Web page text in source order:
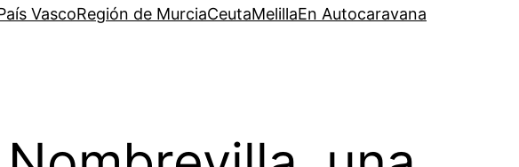
VascoRegión de MurciaCeutaMelillaEn Autocaravana